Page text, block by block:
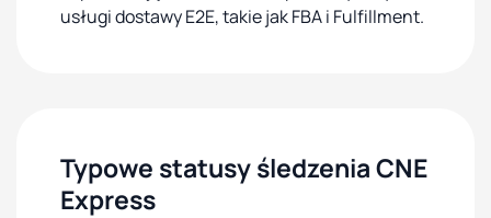
usługi dostawy E2E, takie jak FBA i Fulfillment.
Typowe statusy śledzenia CNE
Express